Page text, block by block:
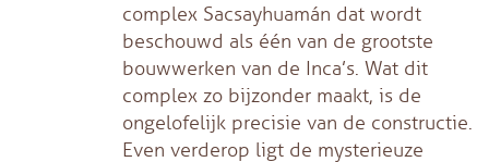
complex Sacsayhuamán dat wordt
beschouwd als één van de grootste
bouwwerken van de Inca’s. Wat dit
complex zo bijzonder maakt, is de
ongelofelijk precisie van de constructie.
Even verderop ligt de mysterieuze